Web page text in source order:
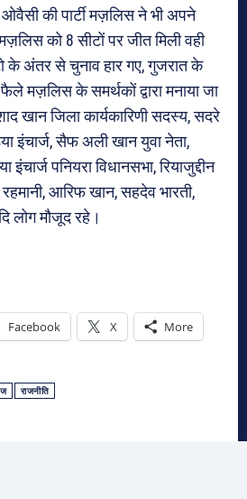
की पार्टी मज़लिस ने भी अपने
को 8 सीटों पर जीत मिली वही
के अंतर से चुनाव हार गए, गुजरात के
मज़लिस के समर्थकों द्वारा मनाया जा
खान जिला कार्यकारिणी सदस्य, सदरे
इंचार्ज, सैफ अली खान युवा नेता,
पनियरा विधानसभा, रियाजुद्दीन
आरिफ खान, सहदेव भारती,
लोग मौजूद रहे।
Facebook X More
राजनीति